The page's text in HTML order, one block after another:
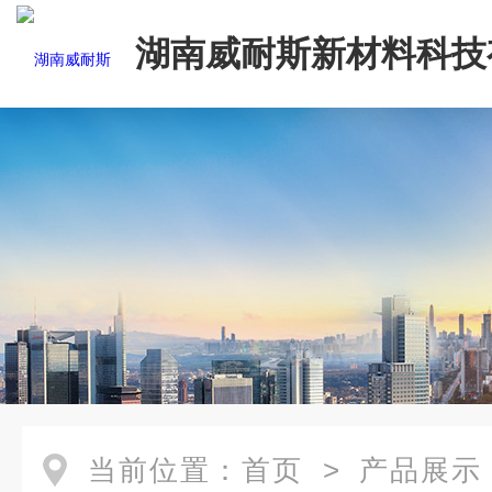
湖南威耐斯新材料科
司
当前位置： 首页 > 产品展示